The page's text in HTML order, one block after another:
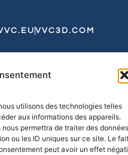
utilisons des technologies telles
aux informations des appareils.
permettra de traiter des données
ou les ID uniques sur ce site. Le fait
peut avoir un effet
VVC3D.COM
Expédition et Livraison
Rights Reserved